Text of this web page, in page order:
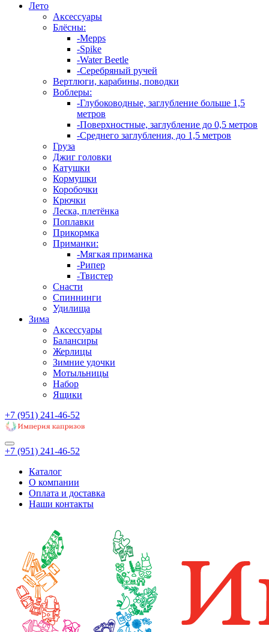
Лето
Аксессуары
Блёсны:
-Mepps
-Spike
-Water Beetle
-Серебряный ручей
Вертлюги, карабины, поводки
Воблеры:
-Глубоководные, заглубление больше 1,5
метров
-Поверхностные, заглубление до 0,5 метров
-Среднего заглубления, до 1,5 метров
Груза
Джиг головки
Катушки
Кормушки
Коробочки
Крючки
Леска, плетёнка
Поплавки
Прикормка
Приманки:
-Мягкая приманка
-Рипер
-Твистер
Снасти
Спиннинги
Удилища
Зима
Аксессуары
Балансиры
Жерлицы
Зимние удочки
Мотыльницы
Набор
Ящики
+7 (951) 241-46-52
+7 (951) 241-46-52
Каталог
О компании
Оплата и доставка
Наши контакты